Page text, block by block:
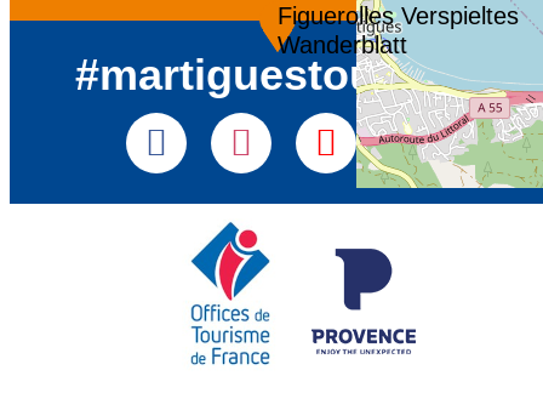
Figuerolles Verspieltes
Wanderblatt
#martiguestourisme